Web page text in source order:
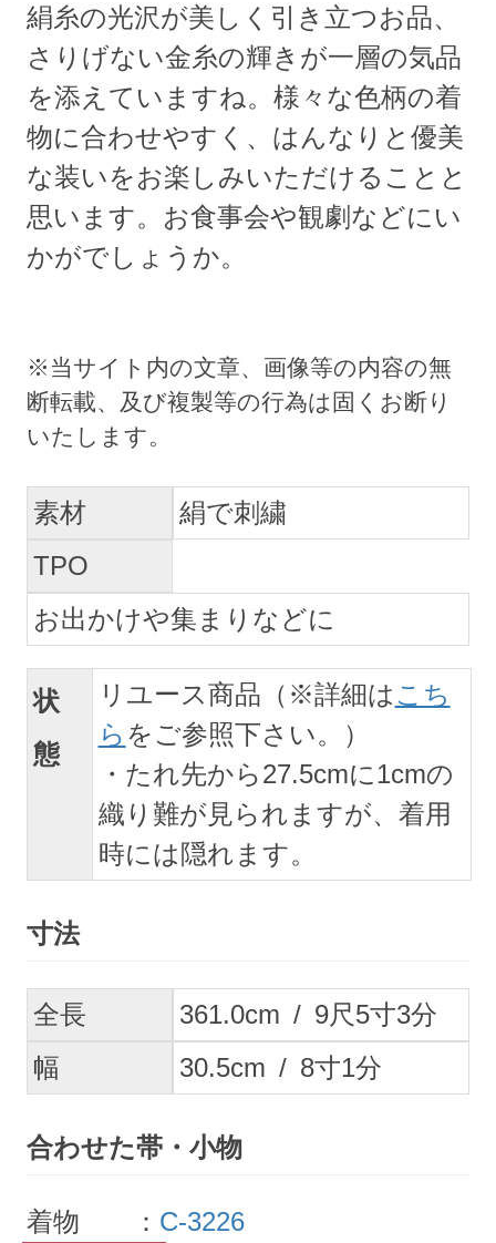
絹糸の光沢が美しく引き立つお品、
さりげない金糸の輝きが一層の気品
を添えていますね。様々な色柄の着
物に合わせやすく、はんなりと優美
な装いをお楽しみいただけることと
思います。お食事会や観劇などにい
かがでしょうか。
素材
絹で刺繍
TPO
お出かけや集まりなどに
状
態
リユース商品（※詳細は こち
ら をご参照下さい。）
・たれ先から27.5cmに1cmの
織り難が見られますが、着用
時には隠れます。
寸法
全長 361.0cm / 9尺5寸3分
幅
30.5cm / 8寸1分
合わせた帯・小物
着物 ： C-3226